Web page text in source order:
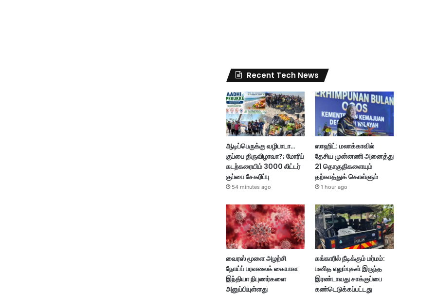
Recent Tech News
ஆடிப்பெருக்கு வழிபாடா…
குப்பை திருவிழாவா?; மோரிப்
கடற்கரையிம் 3000 லிட்டர்
குப்பை சேகரிப்பு
54 minutes ago
ஸாஹிட்: மலாக்காவில்
தேசிய முன்னணி அனைத்து
21 தொகுதிகளையும்
தற்காத்துக் கொள்ளும்
1 hour ago
வைரஸ் மூளை அழற்சி
நோய்ப் பரவலைக் கையாள
இந்தியா நிபுணர்களை
அனுப்பியுள்ளது
கங்காரில் நீடிக்கும் மர்மம்:
மனித எலும்புகள் இருந்த
இரண்டாவது சாக்குப்பை
கண்டெடுக்கப்பட்டது